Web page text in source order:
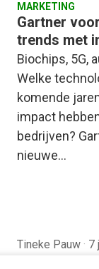
MARKETING
Gartner
trends met
Biochips, 5G,
Welke
komende
impact
bedrijven?
nieuwe…
Tineke Pauw · 7